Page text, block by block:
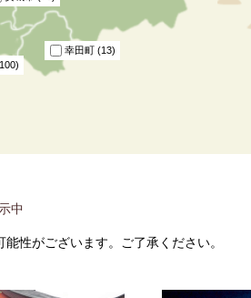
幸田町 (13)
中
性がございます。ご了承ください。